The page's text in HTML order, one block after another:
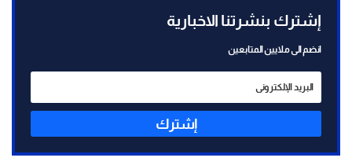
إشترك بنشرتنا الاخبارية
انضم الى ملايين المتابعين
إشترك